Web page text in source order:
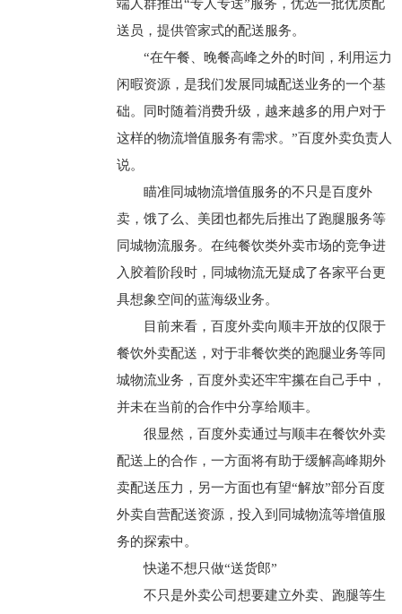
端人群推出“专人专送”服务，优选一批优质配
送员，提供管家式的配送服务。
“在午餐、晚餐高峰之外的时间，利用运力
闲暇资源，是我们发展同城配送业务的一个基
础。同时随着消费升级，越来越多的用户对于
这样的物流增值服务有需求。”百度外卖负责人
说。
瞄准同城物流增值服务的不只是百度外
卖，饿了么、美团也都先后推出了跑腿服务等
同城物流服务。在纯餐饮类外卖市场的竞争进
入胶着阶段时，同城物流无疑成了各家平台更
具想象空间的蓝海级业务。
目前来看，百度外卖向顺丰开放的仅限于
餐饮外卖配送，对于非餐饮类的跑腿业务等同
城物流业务，百度外卖还牢牢攥在自己手中，
并未在当前的合作中分享给顺丰。
很显然，百度外卖通过与顺丰在餐饮外卖
配送上的合作，一方面将有助于缓解高峰期外
卖配送压力，另一方面也有望“解放”部分百度
外卖自营配送资源，投入到同城物流等增值服
务的探索中。
快递不想只做“送货郎”
不只是外卖公司想要建立外卖、跑腿等生